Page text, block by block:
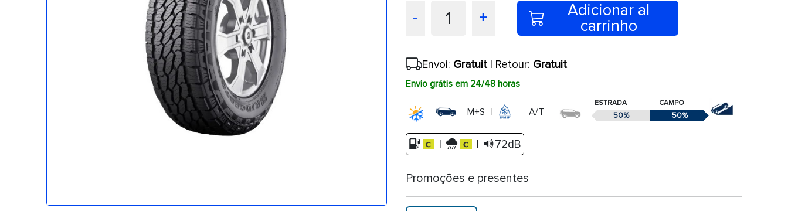
- 1 +
Adicionar al
carrinho
Envoi: Gratuit| Retour: Gratuit
Envio grátis em 24/48 horas
M+S A/T
ESTRADA CAMPO
50% 50%
| | 72dB
Promoções e presentes